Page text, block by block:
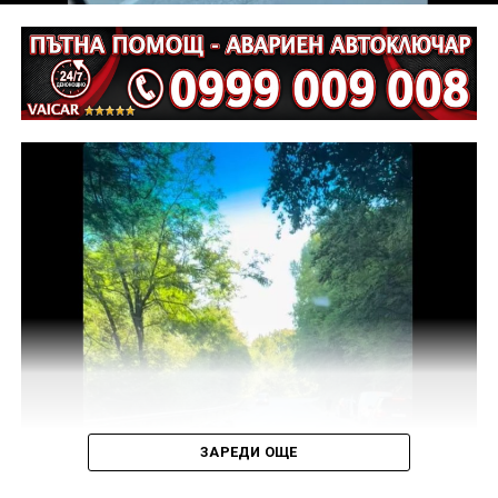
ЗАРЕДИ ОЩЕ